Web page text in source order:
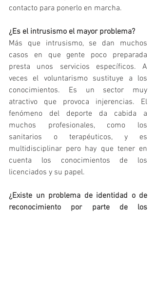
contacto para ponerlo en marcha.
¿Es el intrusismo el mayor problema?
Más que intrusismo, se dan muchos
casos en que gente poco preparada
presta unos servicios específicos. A
veces el voluntarismo sustituye a los
conocimientos. Es un sector muy
atractivo que provoca injerencias. El
fenómeno del deporte da cabida a
muchos profesionales, como los
sanitarios o terapéuticos, y es
multidisciplinar pero hay que tener en
cuenta los conocimientos de los
licenciados y su papel.
¿Existe un problema de identidad o de
reconocimiento por parte de los